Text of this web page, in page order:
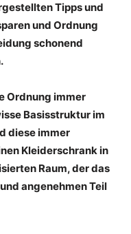
Tipps und
und Ordnung
schonend
Ordnung immer
Basisstruktur im
diese immer
Kleiderschrank in
Raum, der das
angenehmen Teil